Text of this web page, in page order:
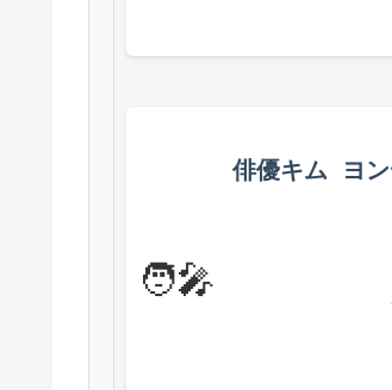
🧑🎤
俳優キム ヨ